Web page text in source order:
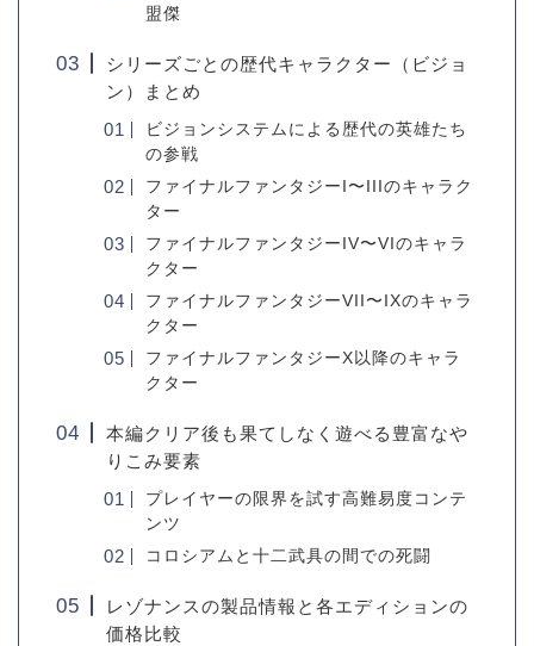
盟傑
シリーズごとの歴代キャラクター（ビジョ
ン）まとめ
ビジョンシステムによる歴代の英雄たち
の参戦
ファイナルファンタジーI〜IIIのキャラク
ター
ファイナルファンタジーIV〜VIのキャラ
クター
ファイナルファンタジーVII〜IXのキャラ
クター
ファイナルファンタジーX以降のキャラ
クター
本編クリア後も果てしなく遊べる豊富なや
りこみ要素
プレイヤーの限界を試す高難易度コンテ
ンツ
コロシアムと十二武具の間での死闘
レゾナンスの製品情報と各エディションの
価格比較